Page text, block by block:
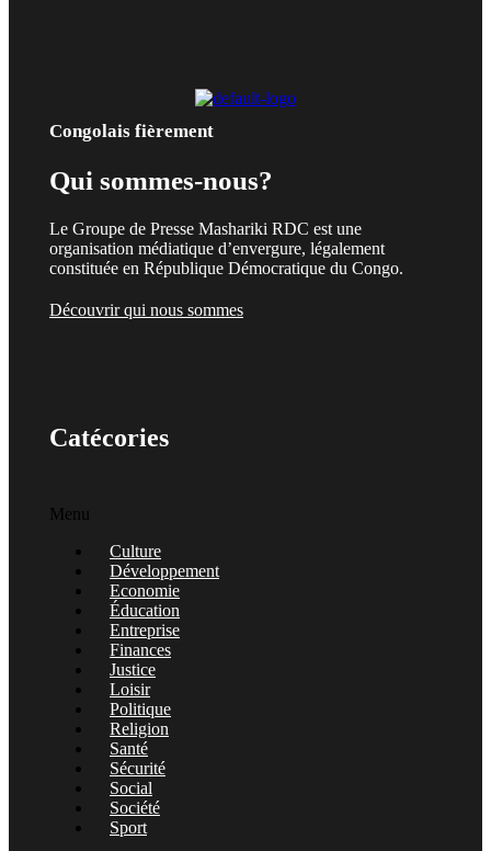
Congolais fièrement
Qui sommes-nous?
Le Groupe de Presse Mashariki RDC est une
organisation médiatique d’envergure, légalement
constituée en République Démocratique du Congo.
Découvrir qui nous sommes
Catécories
Menu
Culture
Développement
Economie
Éducation
Entreprise
Finances
Justice
Loisir
Politique
Religion
Santé
Sécurité
Social
Société
Sport